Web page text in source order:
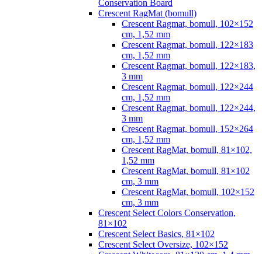
Conservation Board
Crescent RagMat (bomull)
Crescent Ragmat, bomull, 102×152
cm, 1,52 mm
Crescent Ragmat, bomull, 122×183
cm, 1,52 mm
Crescent Ragmat, bomull, 122×183,
3 mm
Crescent Ragmat, bomull, 122×244
cm, 1,52 mm
Crescent Ragmat, bomull, 122×244,
3 mm
Crescent Ragmat, bomull, 152×264
cm, 1,52 mm
Crescent RagMat, bomull, 81×102,
1,52 mm
Crescent RagMat, bomull, 81×102
cm, 3 mm
Crescent RagMat, bomull, 102×152
cm, 3 mm
Crescent Select Colors Conservation,
81×102
Crescent Select Basics, 81×102
Crescent Select Oversize, 102×152